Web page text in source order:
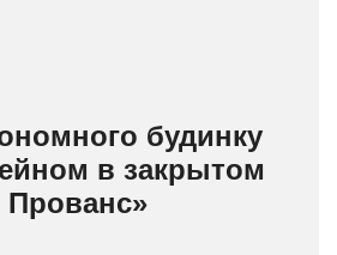
будинку
в закрытом